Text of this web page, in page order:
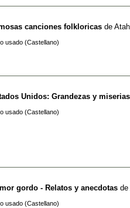
canciones folkloricas de
usado (Castellano)
Unidos: Grandezas y miserias
usado (Castellano)
gordo - Relatos y anecdotas de
usado (Castellano)